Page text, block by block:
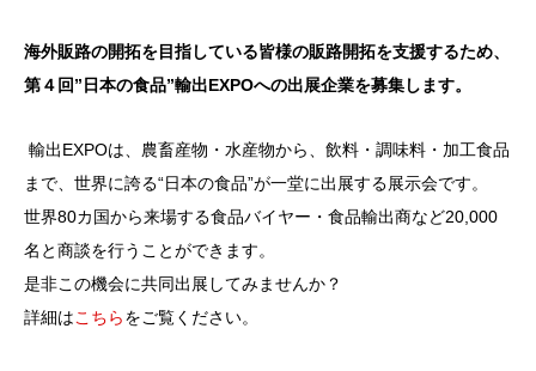
海外販路の開拓を目指している皆様の販路開拓を支援するため、
第４回”日本の食品”輸出EXPOへの出展企業を募集します。
輸出EXPOは、農畜産物・水産物から、飲料・調味料・加工食品
まで、世界に誇る“日本の食品”が一堂に出展する展示会です。
世界80カ国から来場する食品バイヤー・食品輸出商など20,000
名と商談を行うことができます。
是非この機会に共同出展してみませんか？
詳細はこちらをご覧ください。